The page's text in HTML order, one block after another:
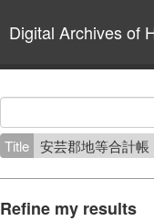
Digital Archives of
Title 安芸郡地等合計帳
Refine my results